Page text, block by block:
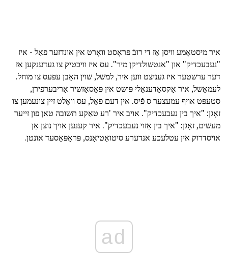
איר מיסטאָמע וויסן אַז די רובֿ פּראָסט וואָרט אין אונדזער פאַל - איז
"נעבעכדיק" און "אַנטשולדיקן מיר". עס איז וויכטיק צו געדענקען אַז
דער ערשטער איז געניצט ווען איר, למשל, שוין האָבן עפּעס צו מוחל.
לעמאָשל, איר אַקסאַדענאַלי פּושט אין פּאַסאַזשיר אַריבערפירן,
סטעפּט אויף עמעצער ס פֿיס. אין דעם פאַל, עס וואָלט זיין צונעמען צו
זאָגן: "איך בין נעבעכדיק". אויב איר 'רע טאַקע תשובה טאן פון זייער
מעשים, זאָגן: "איך בין אַזוי נעבעכדיק". איר קענען אויך נוצן אַן
אויסדרוק אין עטלעכע אנדערע סיטואַטיאָנס, פּראָפּאָסעד אונטן.
ad